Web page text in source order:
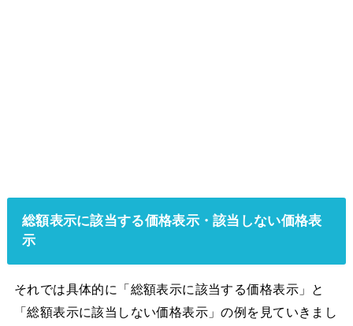
総額表示に該当する価格表示・該当しない価格表
示
それでは具体的に「総額表示に該当する価格表示」と
「総額表示に該当しない価格表示」の例を見ていきまし